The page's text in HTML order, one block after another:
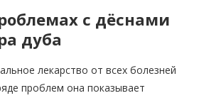
с дёснами
дуба
лекарство от всех болезней
проблем она показывает